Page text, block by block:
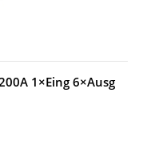
1×Eing 6×Ausg